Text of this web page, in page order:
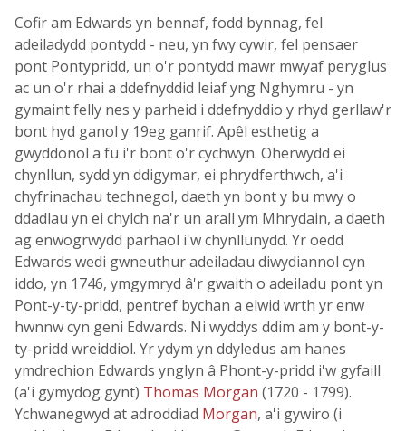
Cofir am Edwards yn bennaf, fodd bynnag, fel
adeiladydd pontydd - neu, yn fwy cywir, fel pensaer
pont Pontypridd, un o'r pontydd mawr mwyaf peryglus
ac un o'r rhai a ddefnyddid leiaf yng Nghymru - yn
gymaint felly nes y parheid i ddefnyddio y rhyd gerllaw'r
bont hyd ganol y 19eg ganrif. Apêl esthetig a
gwyddonol a fu i'r bont o'r cychwyn. Oherwydd ei
chynllun, sydd yn ddigymar, ei phrydferthwch, a'i
chyfrinachau technegol, daeth yn bont y bu mwy o
ddadlau yn ei chylch na'r un arall ym Mhrydain, a daeth
ag enwogrwydd parhaol i'w chynllunydd. Yr oedd
Edwards wedi gwneuthur adeiladau diwydiannol cyn
iddo, yn 1746, ymgymryd â'r gwaith o adeiladu pont yn
Pont-y-ty-pridd, pentref bychan a elwid wrth yr enw
hwnnw cyn geni Edwards. Ni wyddys ddim am y bont-y-
ty-pridd wreiddiol. Yr ydym yn ddyledus am hanes
ymdrechion Edwards ynglyn â Phont-y-pridd i'w gyfaill
(a'i gymydog gynt) Thomas Morgan (1720 - 1799).
Ychwanegwyd at adroddiad Morgan, a'i gywiro (i